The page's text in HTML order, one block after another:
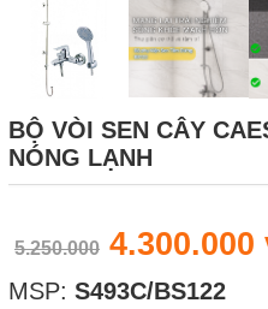
BỘ VÒI SEN CÂY
NÓNG LẠNH
5.250.000 4.300.000
MSP: S493C/BS122